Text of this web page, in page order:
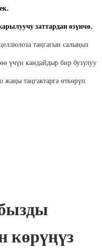
заттардан өзүнчө.
таңгагын салыңыз
үчүн кандайдыр бир бузулуу
таңгактарга өткөрүп
көрүңүз